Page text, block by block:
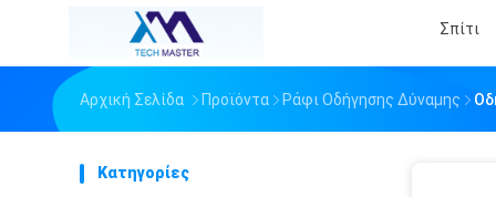
Σπίτι
Αρχική Σελίδα Προϊόντα Ράφι Οδήγησης Δύναμης
Κατηγορίες